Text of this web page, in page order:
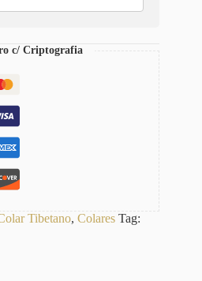
c/ Criptografia
Tibetano, Colares Tag: